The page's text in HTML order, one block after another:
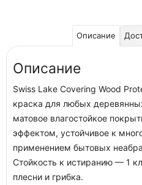
Описание
Описание
Swiss Lake Covering Wood
краска для любых
матовое влагостойкое
эффектом, устойчивое к
применением бытовых
Стойкость к истиранию — 1
плесни и грибка.